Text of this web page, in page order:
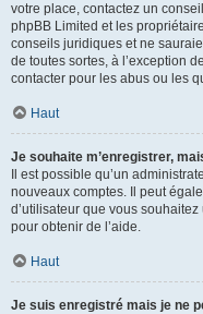
votre place, contactez un
phpBB Limited et les
conseils juridiques et ne
de toutes sortes, à l’exception
contacter pour les abus ou les
Haut
Je souhaite m’enregistrer,
Il est possible qu’un
nouveaux comptes. Il peut
d’utilisateur que vous
pour obtenir de l’aide.
Haut
Je suis enregistré mais je ne